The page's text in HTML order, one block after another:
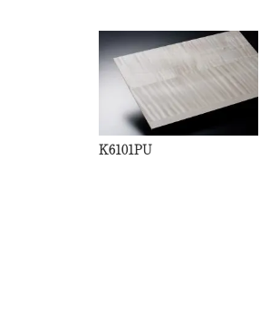
K6101PU